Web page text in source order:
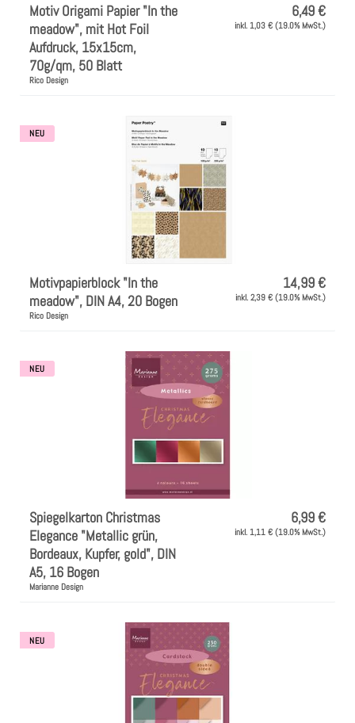
Motiv Origami Papier "In the
meadow", mit Hot Foil
Aufdruck, 15x15cm,
70g/qm, 50 Blatt
Rico Design
6,49 €
inkl. 1,03 € (19.0% MwSt.)
NEU
Motivpapierblock "In the
meadow", DIN A4, 20 Bogen
Rico Design
14,99 €
inkl. 2,39 € (19.0% MwSt.)
NEU
Spiegelkarton Christmas
Elegance "Metallic grün,
Bordeaux, Kupfer, gold", DIN
A5, 16 Bogen
Marianne Design
6,99 €
inkl. 1,11 € (19.0% MwSt.)
NEU